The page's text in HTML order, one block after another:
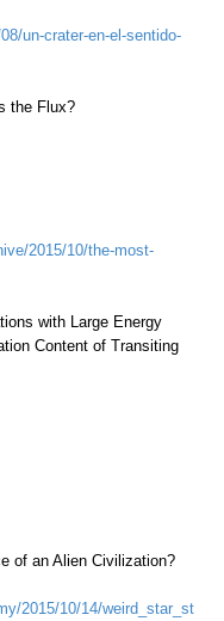
un-crater-en-el-sentido-
the Flux?
2015/10/the-most-
with Large Energy
Content of Transiting
of an Alien Civilization?
2015/10/14/weird_star_st